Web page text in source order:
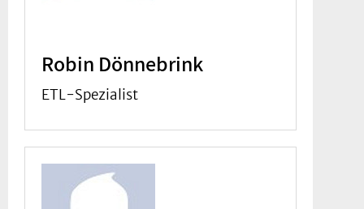
Robin Dönnebrink
ETL-Spezialist